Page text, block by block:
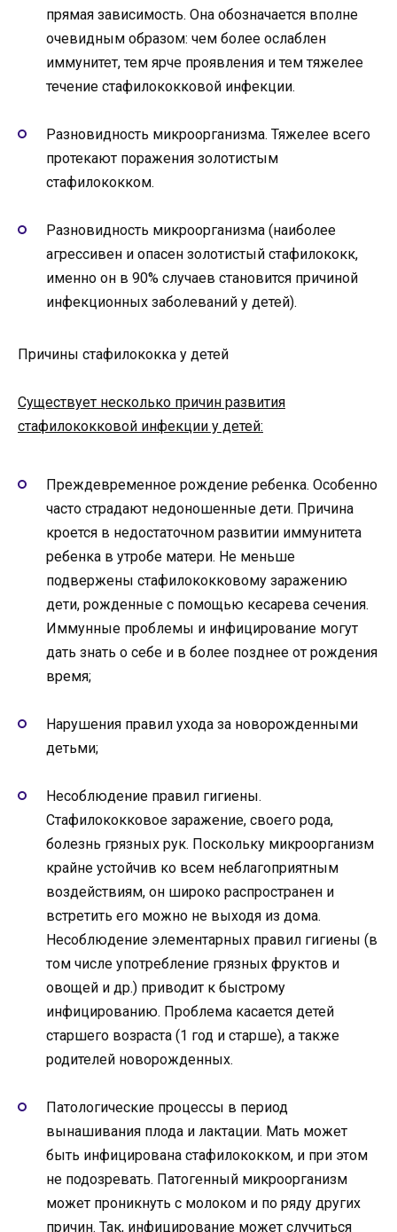
прямая зависимость. Она обозначается вполне
очевидным образом: чем более ослаблен
иммунитет, тем ярче проявления и тем тяжелее
течение стафилококковой инфекции.
Разновидность микроорганизма. Тяжелее всего
протекают поражения золотистым
стафилококком.
Разновидность микроорганизма (наиболее
агрессивен и опасен золотистый стафилококк,
именно он в 90% случаев становится причиной
инфекционных заболеваний у детей).
Причины стафилококка у детей
Существует несколько причин развития
стафилококковой инфекции у детей:
Преждевременное рождение ребенка. Особенно
часто страдают недоношенные дети. Причина
кроется в недостаточном развитии иммунитета
ребенка в утробе матери. Не меньше
подвержены стафилококковому заражению
дети, рожденные с помощью кесарева сечения.
Иммунные проблемы и инфицирование могут
дать знать о себе и в более позднее от рождения
время;
Нарушения правил ухода за новорожденными
детьми;
Несоблюдение правил гигиены.
Стафилококковое заражение, своего рода,
болезнь грязных рук. Поскольку микроорганизм
крайне устойчив ко всем неблагоприятным
воздействиям, он широко распространен и
встретить его можно не выходя из дома.
Несоблюдение элементарных правил гигиены (в
том числе употребление грязных фруктов и
овощей и др.) приводит к быстрому
инфицированию. Проблема касается детей
старшего возраста (1 год и старше), а также
родителей новорожденных.
Патологические процессы в период
вынашивания плода и лактации. Мать может
быть инфицирована стафилококком, и при этом
не подозревать. Патогенный микроорганизм
может проникнуть с молоком и по ряду других
причин. Так, инфицирование может случиться